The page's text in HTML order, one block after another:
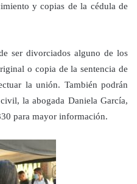
y copias de la cédula de
ser divorciados alguno de los
o copia de la sentencia de
la unión. También podrán
la abogada Daniela García,
para mayor información.